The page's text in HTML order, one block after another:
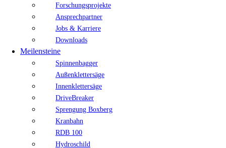
Forschungsprojekte
Ansprechpartner
Jobs & Karriere
Downloads
Meilensteine
Spinnenbagger
Außenklettersäge
Innenklettersäge
DriveBreaker
Sprengung Boxberg
Kranbahn
RDB 100
Hydroschild